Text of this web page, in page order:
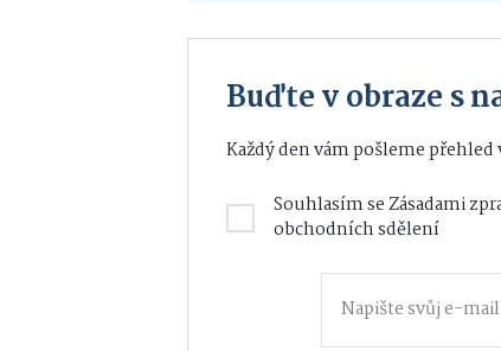
Buďte v obraze s
Každý den vám pošleme
Souhlasím seZásadami
obchodních sdělení